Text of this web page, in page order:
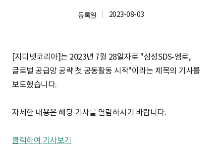
S
등록일 2023-08-03
[지디넷코리아]는 2023년 7월 28일자로 "삼성SDS-엠로,
글로벌 공급망 공략 첫 공동활동 시작"이라는 제목의 기사를
보도했습니다.
자세한 내용은 해당 기사를 열람하시기 바랍니다.
클릭하여 기사보기